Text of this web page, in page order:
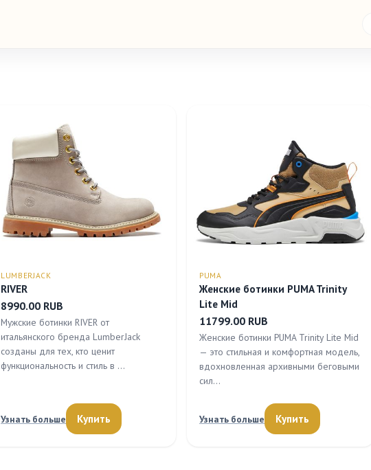
LUMBERJACK
RIVER
8990.00 RUB
Мужские ботинки RIVER от
итальянского бренда LumberJack
созданы для тех, кто ценит
функциональность и стиль в …
Узнать больше Купить
PUMA
Женские ботинки PUMA Trinity
Lite Mid
11799.00 RUB
Женские ботинки PUMA Trinity Lite Mid
— это стильная и комфортная модель,
вдохновленная архивными беговыми
сил…
Узнать больше Купить